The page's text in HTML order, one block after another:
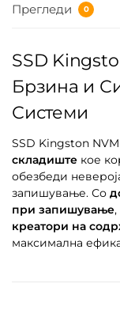
Прегледи 0
SSD
Брзина и
Системи
SSD Kingston
складиште кое
обезбеди
запишување. Со
при запишување,
креатори на
максимална